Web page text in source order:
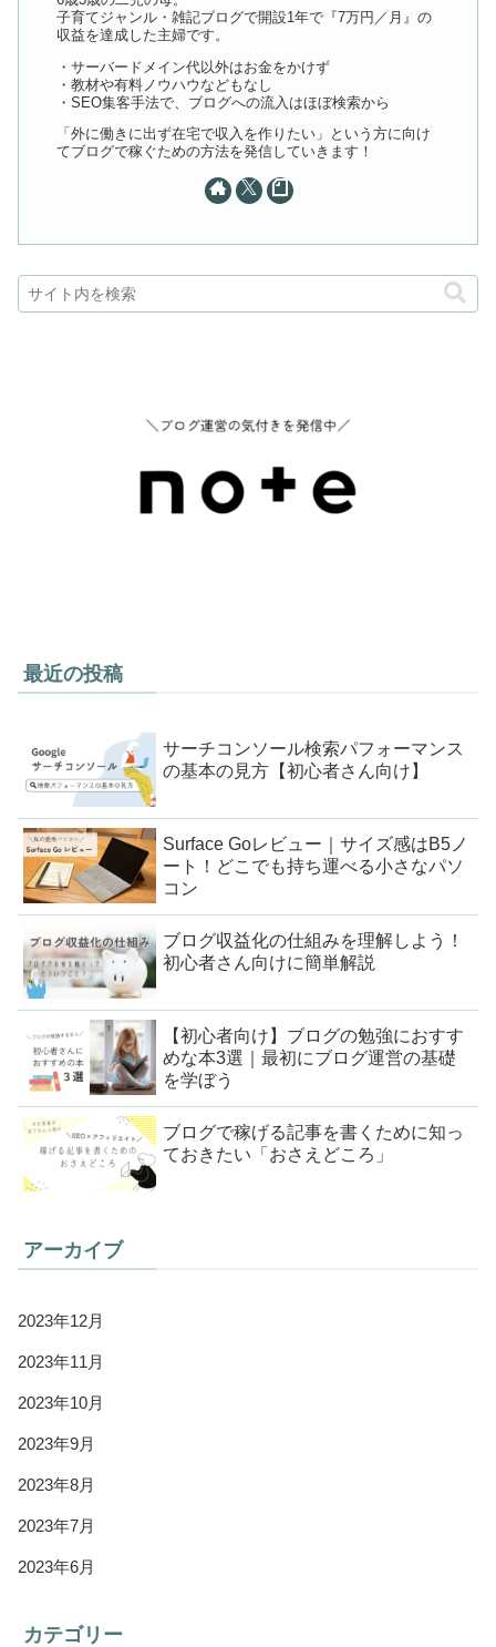
子育てジャンル・雑記ブログで開設1年で『7万円／月』の
収益を達成した主婦です。
・サーバードメイン代以外はお金をかけず
・教材や有料ノウハウなどもなし
・SEO集客手法で、ブログへの流入はほぼ検索から
「外に働きに出ず在宅で収入を作りたい」という方に向け
てブログで稼ぐための方法を発信していきます！
最近の投稿
サーチコンソール検索パフォーマンス
の基本の見方【初心者さん向け】
Surface Goレビュー｜サイズ感はB5ノ
ート！どこでも持ち運べる小さなパソ
コン
ブログ収益化の仕組みを理解しよう！
初心者さん向けに簡単解説
【初心者向け】ブログの勉強におすす
めな本3選｜最初にブログ運営の基礎
を学ぼう
ブログで稼げる記事を書くために知っ
ておきたい「おさえどころ」
アーカイブ
2023年12月
2023年11月
2023年10月
2023年9月
2023年8月
2023年7月
2023年6月
カテゴリー